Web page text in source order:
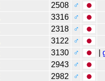
2508
♂
3316
♂
2318
♂
3122
♂
3130 ♂ |
2943
♂
2982
♂